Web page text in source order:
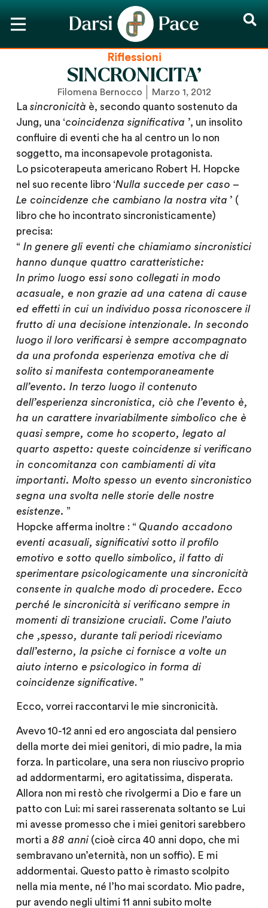
Riflessioni
SINCRONICITA’
Filomena Bernocco Marzo 1, 2012
La sincronicità è, secondo quanto sostenuto da
Jung, una ‘coincidenza significativa ’, un insolito
confluire di eventi che ha al centro un Io non
soggetto, ma inconsapevole protagonista.
Lo psicoterapeuta americano Robert H. Hopcke
nel suo recente libro ‘Nulla succede per caso –
Le coincidenze che cambiano la nostra vita ’ (
libro che ho incontrato sincronisticamente)
precisa:
“ In genere gli eventi che chiamiamo sincronistici
hanno dunque quattro caratteristiche:
In primo luogo essi sono collegati in modo
acasuale, e non grazie ad una catena di cause
ed effetti in cui un individuo possa riconoscere il
frutto di una decisione intenzionale. In secondo
luogo il loro verificarsi è sempre accompagnato
da una profonda esperienza emotiva che di
solito si manifesta contemporaneamente
all’evento. In terzo luogo il contenuto
dell’esperienza sincronistica, ciò che l’evento è,
ha un carattere invariabilmente simbolico che è
quasi sempre, come ho scoperto, legato al
quarto aspetto: queste coincidenze si verificano
in concomitanza con cambiamenti di vita
importanti. Molto spesso un evento sincronistico
segna una svolta nelle storie delle nostre
esistenze. ”
Hopcke afferma inoltre : “ Quando accadono
eventi acasuali, significativi sotto il profilo
emotivo e sotto quello simbolico, il fatto di
sperimentare psicologicamente una sincronicità
consente in qualche modo di procedere. Ecco
perché le sincronicità si verificano sempre in
momenti di transizione cruciali. Come l’aiuto
che ,spesso, durante tali periodi riceviamo
dall’esterno, la psiche ci fornisce a volte un
aiuto interno e psicologico in forma di
coincidenze significative. ”
Ecco, vorrei raccontarvi le mie sincronicità.
Avevo 10-12 anni ed ero angosciata dal pensiero
della morte dei miei genitori, di mio padre, la mia
forza. In particolare, una sera non riuscivo proprio
ad addormentarmi, ero agitatissima, disperata.
Allora non mi restò che rivolgermi a Dio e fare un
patto con Lui: mi sarei rasserenata soltanto se Lui
mi avesse promesso che i miei genitori sarebbero
morti a 88 anni(cioè circa 40 anni dopo, che mi
sembravano un’eternità, non un soffio). E mi
addormentai. Questo patto è rimasto scolpito
nella mia mente, né l’ho mai scordato. Mio padre,
pur avendo negli ultimi 11 anni subito molte